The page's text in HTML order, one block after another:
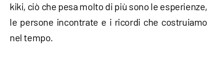
kiki, ciò che pesa molto di più sono le esperienze,
le persone incontrate e i ricordi che costruiamo
nel tempo.